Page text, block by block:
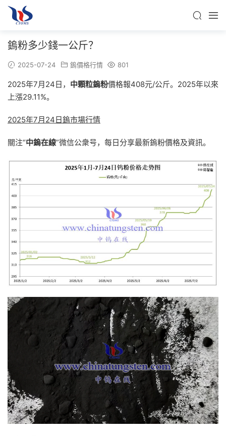
鎢粉多少錢一公斤？
2025-07-24 鎢價格行情 801
2025年7月24日， 中顆粒鎢粉價格報408元/公斤。2025年以來
上漲29.11%。
2025年7月24日鎢市場行情
關注“中鎢在線”微信公衆号，每日分享最新鎢粉價格及資訊。